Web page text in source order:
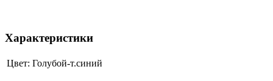
Характеристики
Цвет: Голубой-т.синий